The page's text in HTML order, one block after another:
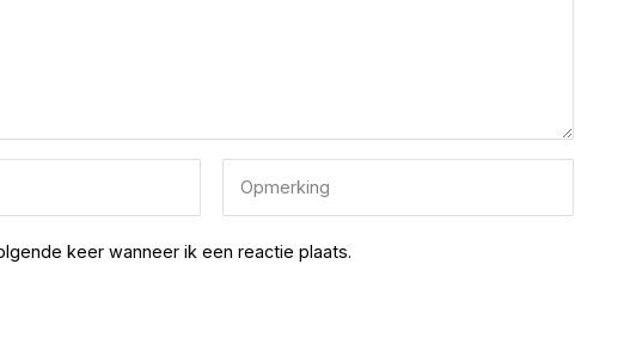
keer wanneer ik een reactie plaats.